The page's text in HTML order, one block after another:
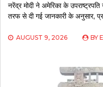
नरेंद्र मोदी ने अमेरिका के
तरफ से दी गई जानकारी के अनुसार,
AUGUST 9, 2026 BY